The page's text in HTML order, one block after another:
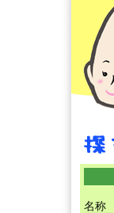
名称